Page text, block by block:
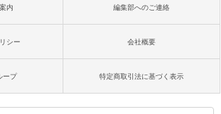
内 編集部へのご連絡
シー 会社概要
ープ 特定商取引法に基づく表示